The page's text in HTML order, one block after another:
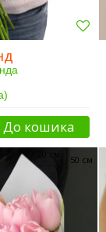
До кошика
50 см